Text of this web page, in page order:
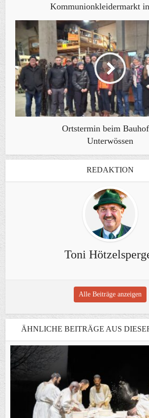
Kommunionkleidermarkt
Ortstermin beim
Unterwössen
REDAKTION
Toni
Alle Beiträge anzeigen
ÄHNLICHE BEITRÄGE AUS